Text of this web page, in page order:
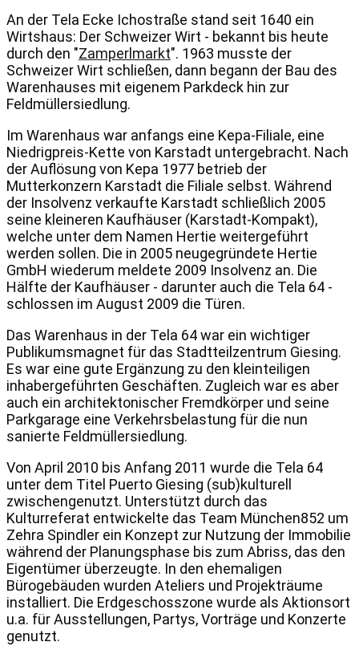
An der Tela Ecke Ichostraße stand seit 1640 ein
Wirtshaus: Der Schweizer Wirt - bekannt bis heute
durch den "Zamperlmarkt". 1963 musste der
Schweizer Wirt schließen, dann begann der Bau des
Warenhauses mit eigenem Parkdeck hin zur
Feldmüllersiedlung.
Im Warenhaus war anfangs eine Kepa-Filiale, eine
Niedrigpreis-Kette von Karstadt untergebracht. Nach
der Auflösung von Kepa 1977 betrieb der
Mutterkonzern Karstadt die Filiale selbst. Während
der Insolvenz verkaufte Karstadt schließlich 2005
seine kleineren Kaufhäuser (Karstadt-Kompakt),
welche unter dem Namen Hertie weitergeführt
werden sollen. Die in 2005 neugegründete Hertie
GmbH wiederum meldete 2009 Insolvenz an. Die
Hälfte der Kaufhäuser - darunter auch die Tela 64 -
schlossen im August 2009 die Türen.
Das Warenhaus in der Tela 64 war ein wichtiger
Publikumsmagnet für das Stadtteilzentrum Giesing.
Es war eine gute Ergänzung zu den kleinteiligen
inhabergeführten Geschäften. Zugleich war es aber
auch ein architektonischer Fremdkörper und seine
Parkgarage eine Verkehrsbelastung für die nun
sanierte Feldmüllersiedlung.
Von April 2010 bis Anfang 2011 wurde die Tela 64
unter dem Titel Puerto Giesing (sub)kulturell
zwischengenutzt. Unterstützt durch das
Kulturreferat entwickelte das Team München852 um
Zehra Spindler ein Konzept zur Nutzung der Immobilie
während der Planungsphase bis zum Abriss, das den
Eigentümer überzeugte. In den ehemaligen
Bürogebäuden wurden Ateliers und Projekträume
installiert. Die Erdgeschosszone wurde als Aktionsort
u.a. für Ausstellungen, Partys, Vorträge und Konzerte
genutzt.